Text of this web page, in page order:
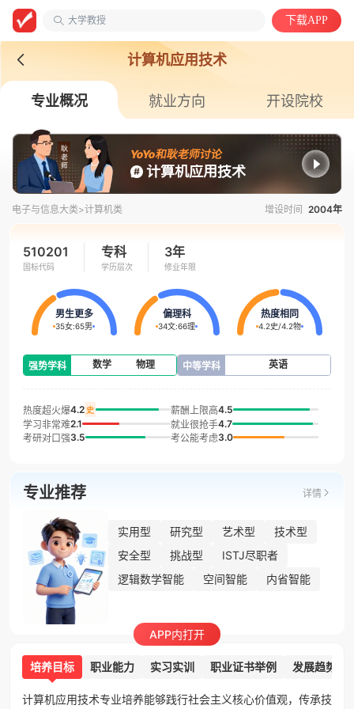
大学教授 下载APP
计算机应用技术
专业概况 就业方向 开设院校
YoYo和耿老师讨论
计算机应用技术
电子与信息大类>计算机类 增设时间 2004年
510201
国标代码
专科
学历层次
3年
修业年限
男生更多
35女:65男
偏理科
34文:66理
热度相同
4.2史/4.2物
强势学科 数学 物理 中等学科 英语
热度超火爆4.2 史 薪酬上限高4.5
学习非常难2.1 就业很抢手4.7
考研对口强3.5 考公能考虑3.0
专业推荐 详情
实用型 研究型 艺术型
技术型
安全型
挑战型
ISTJ尽职者
逻辑数学智能
空间智能 内省智能
培养目标 职业能力 实习实训 职业证书举例 发展趋势
计算机应用技术专业培养能够践行社会主义核心价值观，传承技
APP内打开